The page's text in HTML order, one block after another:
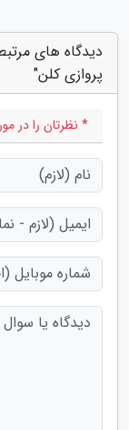
دیدگاه های
پروازی کلن"
* نظرتان را در